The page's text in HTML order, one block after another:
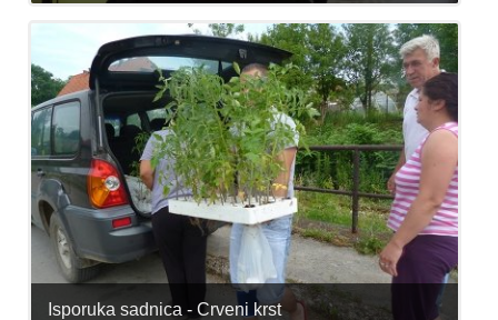
Isporuka sadnica - Crveni krst